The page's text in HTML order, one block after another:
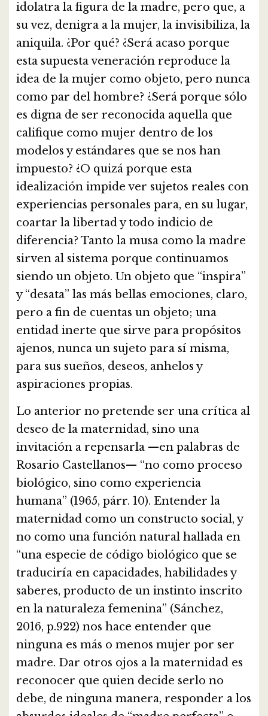
idolatra la figura de la madre, pero que, a
su vez, denigra a la mujer, la invisibiliza, la
aniquila. ¿Por qué? ¿Será acaso porque
esta supuesta veneración reproduce la
idea de la mujer como objeto, pero nunca
como par del hombre? ¿Será porque sólo
es digna de ser reconocida aquella que
califique como mujer dentro de los
modelos y estándares que se nos han
impuesto? ¿O quizá porque esta
idealización impide ver sujetos reales con
experiencias personales para, en su lugar,
coartar la libertad y todo indicio de
diferencia? Tanto la musa como la madre
sirven al sistema porque continuamos
siendo un objeto. Un objeto que “inspira”
y “desata” las más bellas emociones, claro,
pero a fin de cuentas un objeto; una
entidad inerte que sirve para propósitos
ajenos, nunca un sujeto para sí misma,
para sus sueños, deseos, anhelos y
aspiraciones propias.
Lo anterior no pretende ser una crítica al
deseo de la maternidad, sino una
invitación a repensarla —en palabras de
Rosario Castellanos— “no como proceso
biológico, sino como experiencia
humana” (1965, párr. 10). Entender la
maternidad como un constructo social, y
no como una función natural hallada en
“una especie de código biológico que se
traduciría en capacidades, habilidades y
saberes, producto de un instinto inscrito
en la naturaleza femenina” (Sánchez,
2016, p.922) nos hace entender que
ninguna es más o menos mujer por ser
madre. Dar otros ojos a la maternidad es
reconocer que quien decide serlo no
debe, de ninguna manera, responder a los